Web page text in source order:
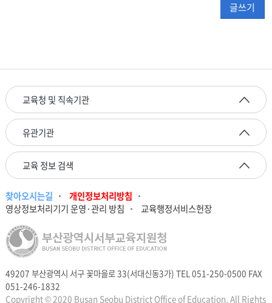
글쓰기
교육청 및 직속기관
유관기관
교육 정보 검색
찾아오시는길
개인정보처리방침
영상정보처리기기 운영·관리 방침
교육행정서비스헌장
49207 부산광역시 서구 꽃마을로 33(서대신동3가) TEL 051-250-0500 FAX
051-246-1832
Copyright © 2020 Busan Seobu District Office of Education. All Rights